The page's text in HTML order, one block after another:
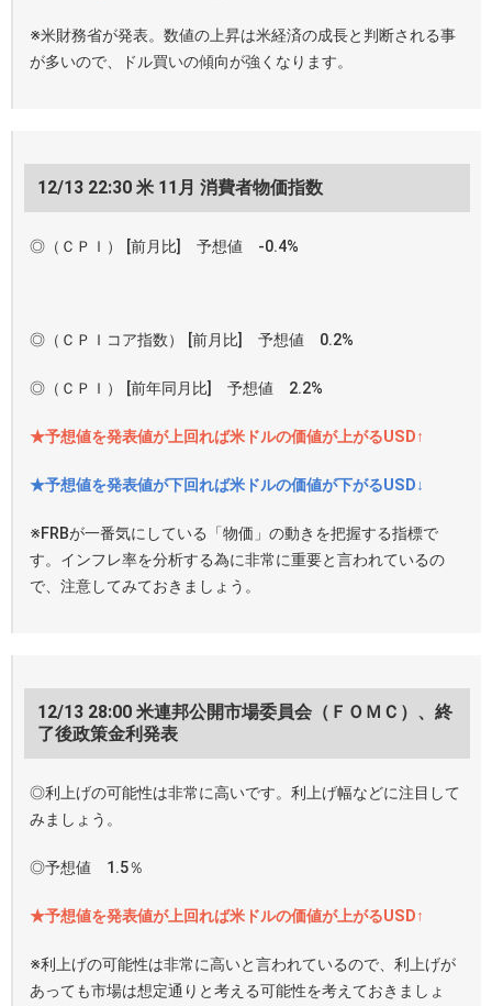
※米財務省が発表。数値の上昇は米経済の成長と判断される事
が多いので、ドル買いの傾向が強くなります。
12/13 22:30 米 11月 消費者物価指数
◎（ＣＰＩ） [前月比] 予想値 -0.4%
◎（ＣＰＩコア指数） [前月比] 予想値 0.2%
◎（ＣＰＩ） [前年同月比] 予想値 2.2%
★予想値を発表値が上回れば米ドルの価値が上がるUSD↑
★予想値を発表値が下回れば米ドルの価値が下がるUSD↓
※FRBが一番気にしている「物価」の動きを把握する指標で
す。インフレ率を分析する為に非常に重要と言われているの
で、注意してみておきましょう。
12/13 28:00 米連邦公開市場委員会（ＦＯＭＣ）、終
了後政策金利発表
◎利上げの可能性は非常に高いです。利上げ幅などに注目して
みましょう。
◎予想値 1.5％
★予想値を発表値が上回れば米ドルの価値が上がるUSD↑
※利上げの可能性は非常に高いと言われているので、利上げが
あっても市場は想定通りと考える可能性を考えておきましょ